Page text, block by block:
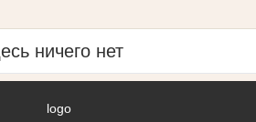
ничего нет